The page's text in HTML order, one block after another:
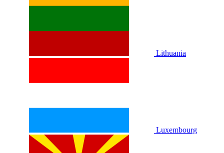
Lithuania
Luxembourg